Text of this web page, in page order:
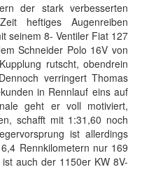
der stark verbesserten
heftiges Augenreiben
seinem 8- Ventiler Fiat 127
Schneider Polo 16V von
rutscht, obendrein
verringert Thomas
in Rennlauf eins auf
geht er voll motiviert,
schafft mit 1:31,60 noch
ist allerdings
Rennkilometern nur 169
auch der 1150er KW 8V-